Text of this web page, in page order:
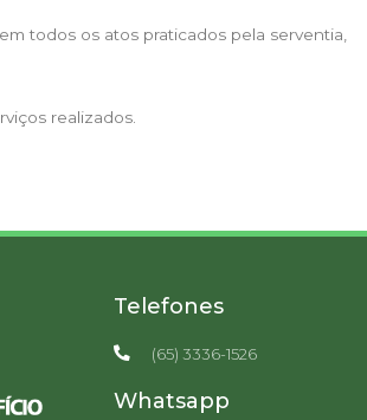
todos os atos praticados pela serventia,
realizados.
Telefones
(65) 3336-1526
Whatsapp